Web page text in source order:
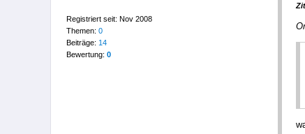
Registriert seit: Nov 2008
Themen: 0
Beiträge: 14
Bewertung: 0